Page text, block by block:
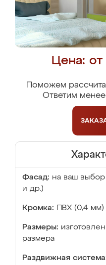
Цена:
Поможем
Ответим
Фасад: на ваш
и др.)
Кромка: ПВХ (0,4 мм)
Размеры:
размера
Раздвижная